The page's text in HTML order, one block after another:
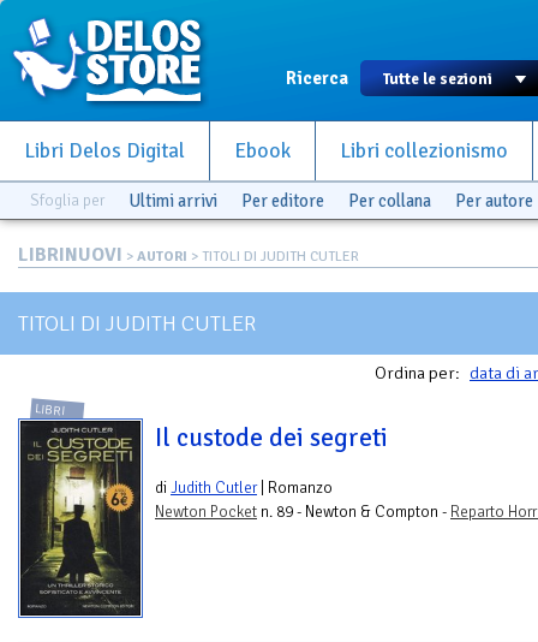
Ricerca
Libri Delos Digital Ebook Libri collezionismo
Sfoglia per Ultimi arrivi Per editore Per collana Per autore
LIBRINUOVI > AUTORI > TITOLI DI JUDITH CUTLER
TITOLI DI JUDITH CUTLER
Ordina per: data di
LIBRI
Il custode dei segreti
diJudith Cutler| Romanzo
Newton Pocket n. 89 - Newton & Compton - Reparto